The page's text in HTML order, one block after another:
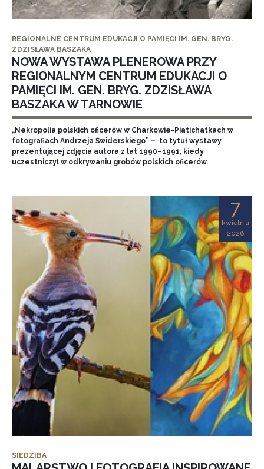
REGIONALNE CENTRUM EDUKACJI O PAMIĘCI IM. GEN. BRYG.
ZDZISŁAWA BASZAKA
NOWA WYSTAWA PLENEROWA PRZY
REGIONALNYM CENTRUM EDUKACJI O
PAMIĘCI IM. GEN. BRYG. ZDZISŁAWA
BASZAKA W TARNOWIE
„Nekropolia polskich oficerów w Charkowie-Piatichatkach w
fotografiach Andrzeja Świderskiego” – to tytuł wystawy
prezentującej zdjęcia autora z lat 1990–1991, kiedy
uczestniczył w odkrywaniu grobów polskich oficerów.
7
kwietnia
2026
SIEDZIBA